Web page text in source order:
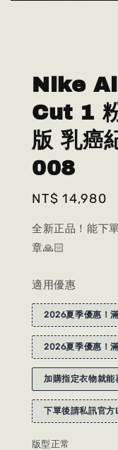
Nike
Cut 1
版 乳癌
008
Regular
NT$ 14,980
全新正品！能下
章🙏🏻
適用優惠
2026夏季優惠！
2026夏季優惠！
加購指定衣物就
下單後請私訊官方
版型正常